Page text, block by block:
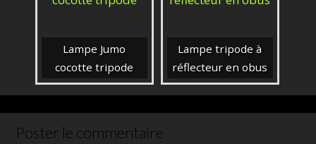
Lampe Jumo
cocotte tripode
Lampe tripode à
réflecteur en obus
Poster le commentaire